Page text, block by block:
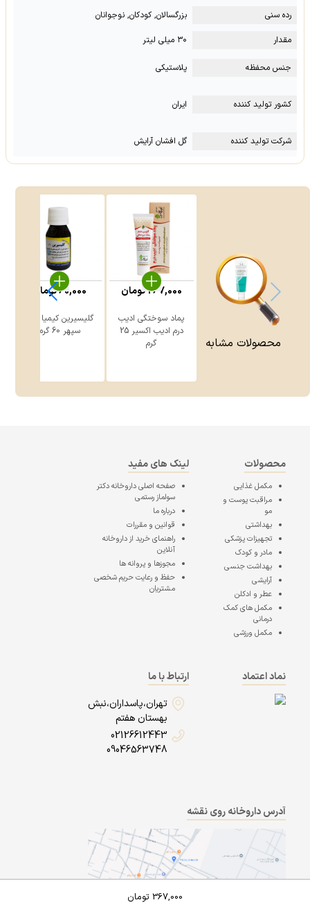
رده سنی
بزرگسالان, کودکان, نوجوانان
مقدار
۳۰ میلی لیتر
جنس محفظه پلاستیکی
کشور تولید کننده ایران
شرکت تولید کننده گل افشان آرایش
محصولات مشابه
پماد سوختگی ادیب
درم ادیب اکسیر 25
گرم
267,000تومان
گلیسیرین کیمیا دارو
سپهر 60 گرم
60,000تومان
367,000 تومان
محصولات
مکمل غذایی
مراقبت پوست و
مو
بهداشتی
تجهیزات پزشکی
مادر و کودک
بهداشت جنسی
آرایشی
عطر و ادکلن
مکمل های کمک
درمانی
مکمل ورزشی
لینک های مفید
صفحه اصلیداروخانه دکتر
سولماز رستمی
درباره ما
قوانین و مقررات
راهنمای خرید از داروخانه
آنلاین
مجوزها و پروانه ها
حفظ و رعایت حریم شخصی
مشتریان
نماد اعتماد
ارتباط با ما
تهران،پاسداران،نبش
بهستان هفتم
02126612443
09046563748
آدرس داروخانه روی نقشه